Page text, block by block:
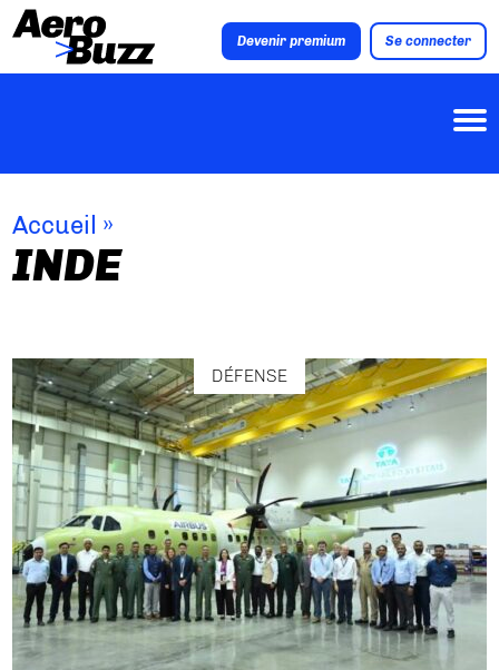
Devenir premium Se connecter
Accueil »
INDE
DÉFENSE